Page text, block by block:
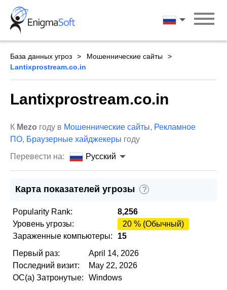
Skip
content
Русский
База данных угроз
Мошеннические сайты
Lantixprostream.co.in
Lantixprostream.co.in
К Mezo году в Мошеннические сайты, Рекламное
ПО, Браузерные хайджекеры году
Перевести на:
Русский
Карта показателей угрозы ?
Popularity Rank:
8,256
Уровень угрозы:
20 % (Обычный)
Зараженные компьютеры:
15
Первый раз:
April 14, 2026
Последний визит:
May 22, 2026
ОС(а) Затронутые:
Windows